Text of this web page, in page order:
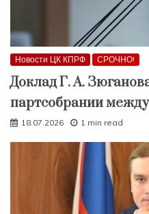
Новости ЦК КПРФ СРОЧНО!
Доклад Г. А.
партсобрании
18.07.2026 1 min read